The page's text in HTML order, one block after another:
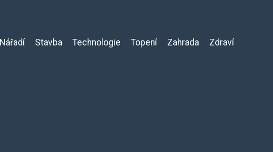
Nářadí Stavba Technologie Topení Zahrada Zdraví